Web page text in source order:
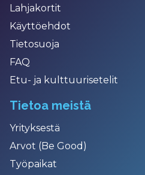
Lahjakortit
Käyttöehdot
Tietosuoja
FAQ
Etu- ja kulttuurisetelit
Tietoa meistä
Yrityksestä
Arvot (Be Good)
Työpaikat